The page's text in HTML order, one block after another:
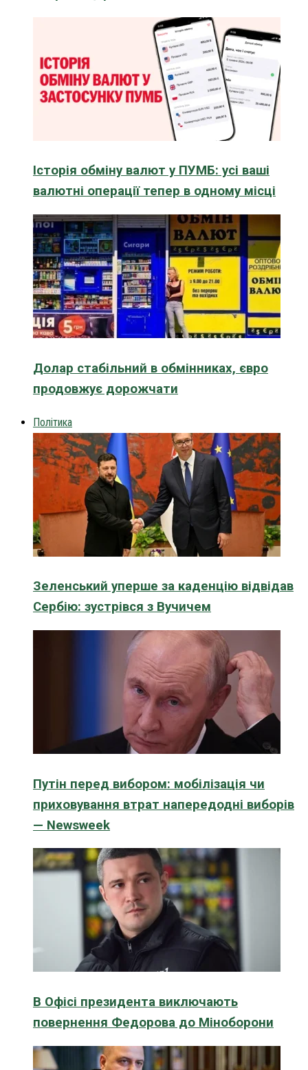
Історія обміну валют у ПУМБ: усі ваші
валютні операції тепер в одному місці
Долар стабільний в обмінниках, євро
продовжує дорожчати
Політика
Зеленський уперше за каденцію відвідав
Сербію: зустрівся з Вучичем
Путін перед вибором: мобілізація чи
приховування втрат напередодні виборів
— Newsweek
В Офісі президента виключають
повернення Федорова до Міноборони